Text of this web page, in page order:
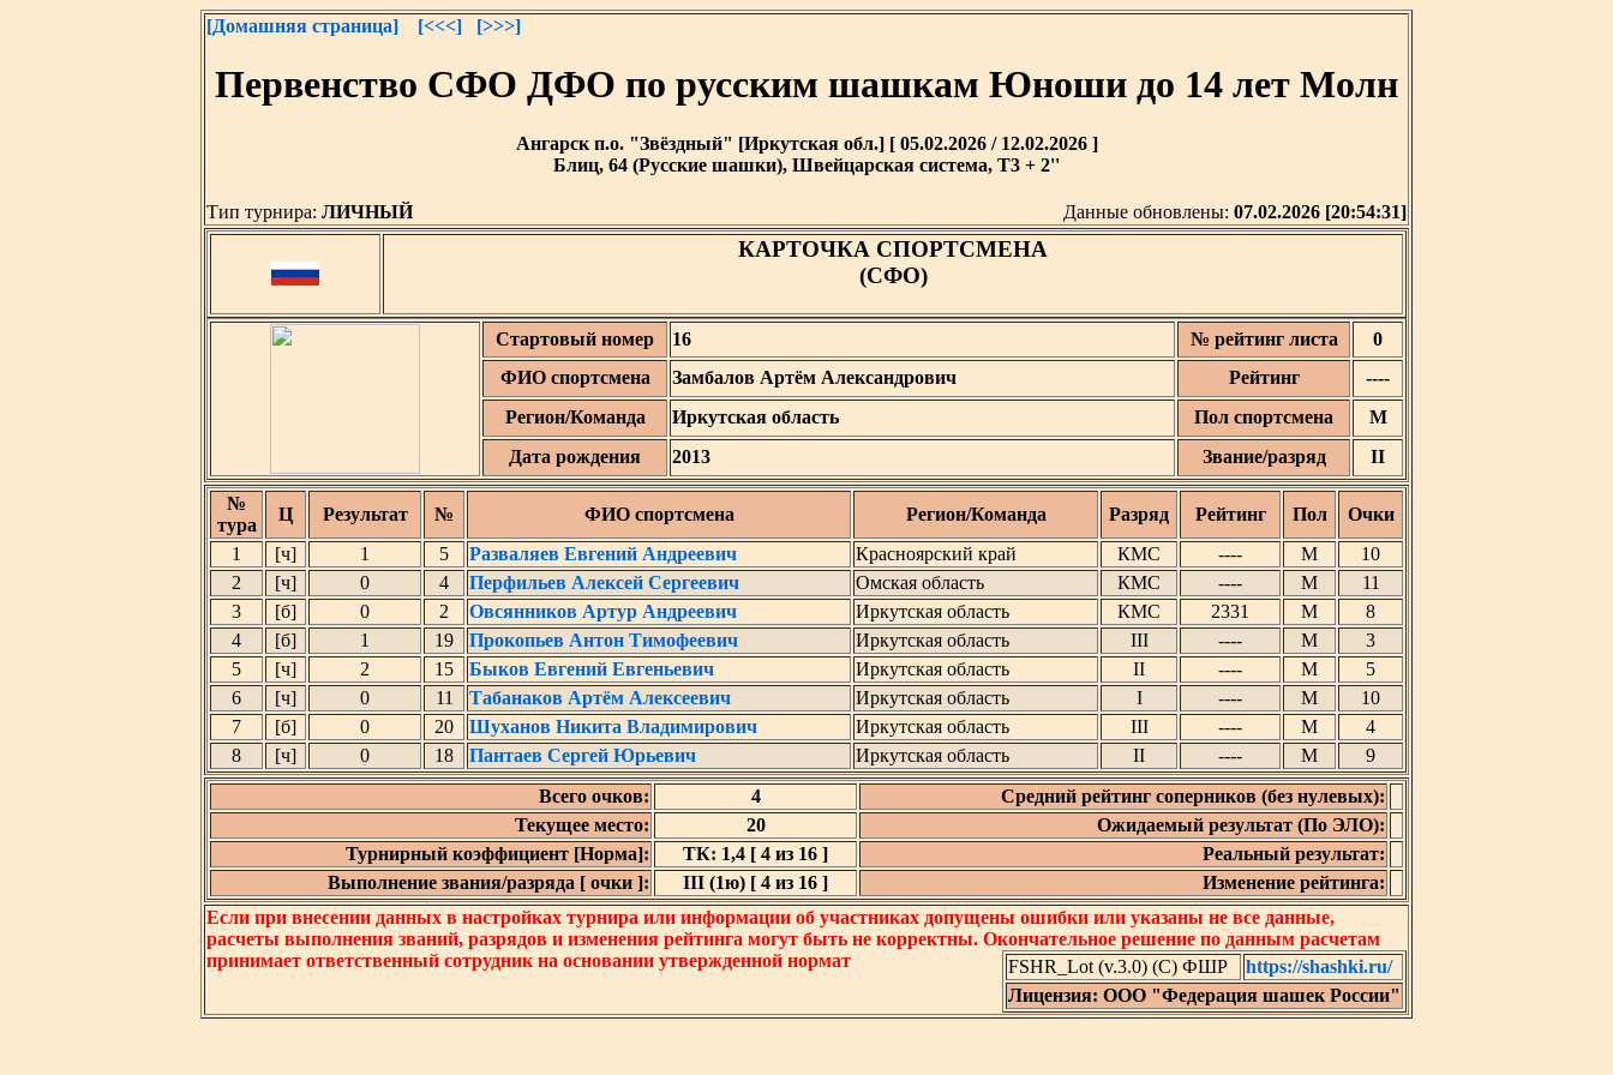
[Домашняя страница] [<<<] [>>>]
Первенство СФО ДФО по русским шашкам Юноши до 14 лет Молн
Ангарск п.о. "Звёздный" [Иркутская обл.] [ 05.02.2026 / 12.02.2026 ]
Блиц, 64 (Русские шашки), Швейцарская система, T3 + 2''
Тип турнира: ЛИЧНЫЙ Данные обновлены: 07.02.2026 [20:54:31]
КАРТОЧКА СПОРТСМЕНА
(СФО)
Стартовый номер 16 № рейтинг листа
0
ФИО спортсмена
Замбалов Артём Александрович Рейтинг
----
Регион/Команда
Иркутская область Пол спортсмена
М
Дата рождения
2013 Звание/разряд II
№
тура
Ц Результат № ФИО спортсмена Регион/Команда Разряд Рейтинг Пол
Очки
1
[ч] 1 5 Разваляев Евгений Андреевич Красноярский край КМС ---- М
10
2
[ч] 0 4 Перфильев Алексей Сергеевич Омская область КМС ---- М
11
3
[б] 0 2 Овсянников Артур Андреевич Иркутская область КМС 2331 М
8
4
[б] 1 19 Прокопьев Антон Тимофеевич Иркутская область III ---- М
3
5
[ч] 2 15 Быков Евгений Евгеньевич Иркутская область II ---- М
5
6
[ч] 0 11 Табанаков Артём Алексеевич Иркутская область I ---- М
10
7
[б] 0 20 Шуханов Никита Владимирович Иркутская область III ---- М
4
8
[ч] 0 18 Пантаев Сергей Юрьевич Иркутская область II ---- М
9
Всего очков:
4
Средний рейтинг соперников (без нулевых):
Текущее место:
20
Ожидаемый результат (По ЭЛО):
Турнирный коэффициент [Норма]:
ТК: 1,4 [ 4 из 16 ]
Реальный результат:
Выполнение звания/разряда [ очки ]:
III (1ю) [ 4 из 16 ]
Изменение рейтинга:
Если при внесении данных в настройках турнира или информации об участниках допущены ошибки или указаны не все данные,
расчеты выполнения званий, разрядов и изменения рейтинга могут быть не корректны. Окончательное решение по данным расчетам
принимает ответственный сотрудник на основании утвержденной нормат
FSHR_Lot (v.3.0) (C) ФШР
https://shashki.ru/
Лицензия: ООО "Федерация шашек России"